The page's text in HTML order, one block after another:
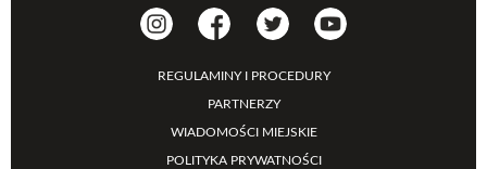
REGULAMINY I PROCEDURY
PARTNERZY
WIADOMOŚCI MIEJSKIE
POLITYKA PRYWATNOŚCI